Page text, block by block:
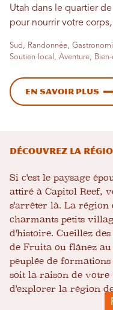
Utah dans le quartier
pour nourrir votre
Sud, Randonnée,
Soutien local, Aventure,
En savoir plus
Découvrez la
Si c'est le paysage
attiré à Capitol Reef,
s'arrêter là. La région
charmants petits
d'histoire. Cueillez
de Fruita ou flânez
peuplée de
soit la raison de votre
d'explorer la région